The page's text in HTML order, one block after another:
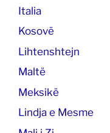
Italia
Kosovë
Lihtenshtejn
Maltë
Meksikë
Lindja e Mesme